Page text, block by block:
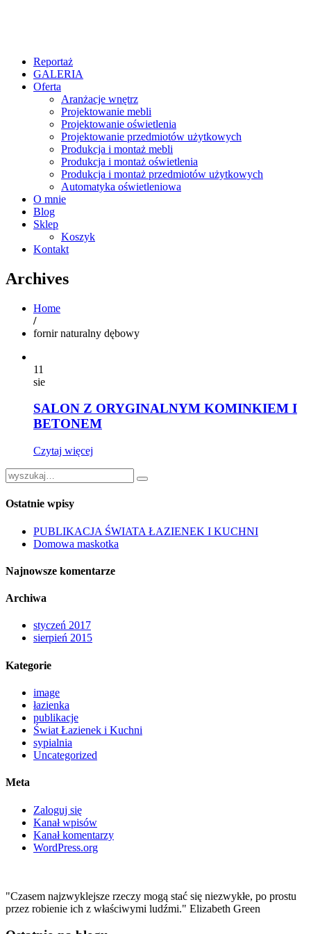
Reportaż
GALERIA
Oferta
Aranżacje wnętrz
Projektowanie mebli
Projektowanie oświetlenia
Projektowanie przedmiotów użytkowych
Produkcja i montaż mebli
Produkcja i montaż oświetlenia
Produkcja i montaż przedmiotów użytkowych
Automatyka oświetleniowa
O mnie
Blog
Sklep
Koszyk
Kontakt
Archives
Home
/
fornir naturalny dębowy
11
sie
SALON Z ORYGINALNYM KOMINKIEM I
BETONEM
Czytaj więcej
Ostatnie wpisy
PUBLIKACJA ŚWIATA ŁAZIENEK I KUCHNI
Domowa maskotka
Najnowsze komentarze
Archiwa
styczeń 2017
sierpień 2015
Kategorie
image
łazienka
publikacje
Świat Łazienek i Kuchni
sypialnia
Uncategorized
Meta
Zaloguj się
Kanał wpisów
Kanał komentarzy
WordPress.org
"Czasem najzwyklejsze rzeczy mogą stać się niezwykłe, po prostu
przez robienie ich z właściwymi ludźmi." Elizabeth Green